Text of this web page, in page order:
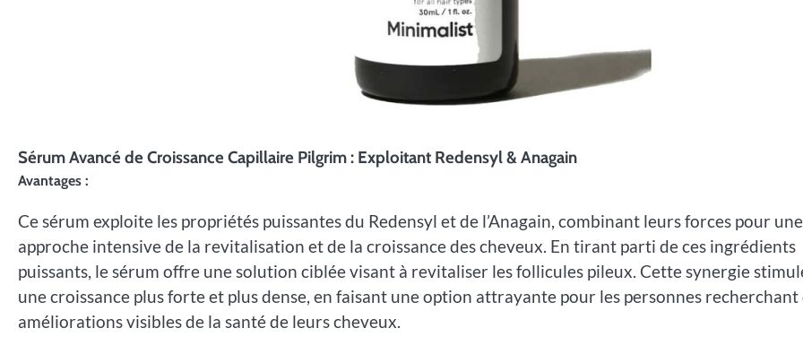
Sérum Avancé de Croissance Capillaire Pilgrim : Exploitant Redensyl & Anagain
Avantages :
Ce sérum exploite les propriétés puissantes du Redensyl et de l’Anagain, combinant leurs forces pour une
approche intensive de la revitalisation et de la croissance des cheveux. En tirant parti de ces ingrédients
puissants, le sérum offre une solution ciblée visant à revitaliser les follicules pileux. Cette synergie
une croissance plus forte et plus dense, en faisant une option attrayante pour les personnes recherchant
améliorations visibles de la santé de leurs cheveux.